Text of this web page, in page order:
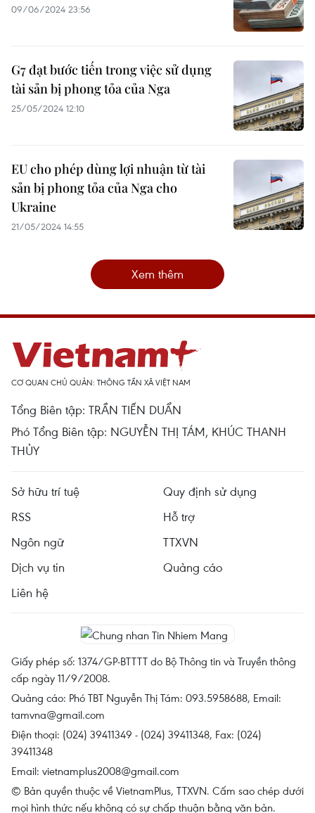
09/06/2024 23:56
G7 đạt bước tiến trong việc sử dụng
tài sản bị phong tỏa của Nga
25/05/2024 12:10
EU cho phép dùng lợi nhuận từ tài
sản bị phong tỏa của Nga cho
Ukraine
21/05/2024 14:55
Xem thêm
CƠ QUAN CHỦ QUẢN: THÔNG TẤN XÃ VIỆT NAM
Tổng Biên tập: TRẦN TIẾN DUẨN
Phó Tổng Biên tập: NGUYỄN THỊ TÁM, KHÚC THANH
THỦY
Sở hữu trí tuệ
Quy định sử dụng
RSS
Hỗ trợ
Ngôn ngữ
TTXVN
Dịch vụ tin
Quảng cáo
Liên hệ
Giấy phép số: 1374/GP-BTTTT do Bộ Thông tin và Truyền thông
cấp ngày 11/9/2008.
Quảng cáo: Phó TBT Nguyễn Thị Tám: 093.5958688, Email:
tamvna@gmail.com
Điện thoại: (024) 39411349 - (024) 39411348, Fax: (024)
39411348
Email: vietnamplus2008@gmail.com
© Bản quyền thuộc về VietnamPlus, TTXVN. Cấm sao chép dưới
mọi hình thức nếu không có sự chấp thuận bằng văn bản.